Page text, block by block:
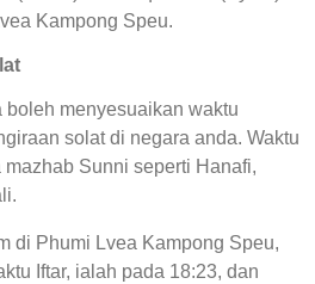
Kampong Speu.
menyesuaikan waktu
solat di negara anda. Waktu
Sunni seperti Hanafi,
di Phumi Lvea Kampong Speu,
Iftar, ialah pada 18:23, dan